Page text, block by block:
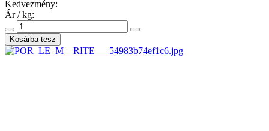
Kedvezmény:
Ár / kg: